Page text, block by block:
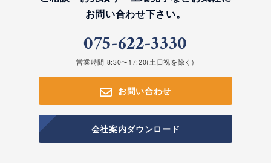
お問い合わせ下さい。
075-622-3330
営業時間 8:30〜17:20(土日祝を除く)
お問い合わせ
会社案内ダウンロード